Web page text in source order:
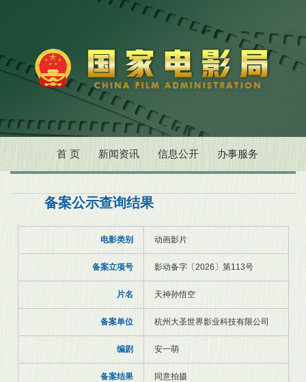
首 页 新闻资讯 信息公开 办事服务
备案公示查询结果
电影类别 动画影片
备案立项号 影动备字〔2026〕第113号
片名 天神孙悟空
备案单位 杭州大圣世界影业科技有限公司
编剧 安一萌
备案结果 同意拍摄